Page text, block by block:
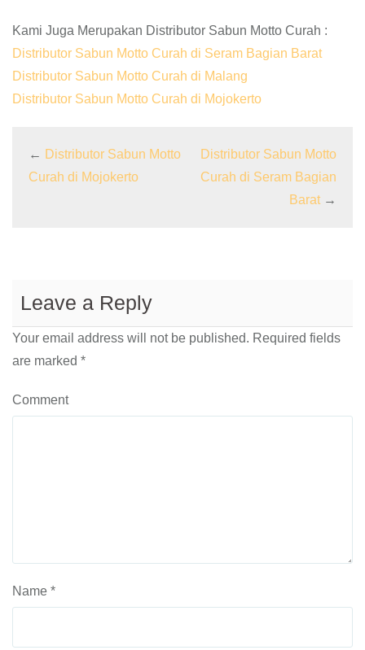
Kami Juga Merupakan Distributor Sabun Motto Curah :
Distributor Sabun Motto Curah di Seram Bagian Barat
Distributor Sabun Motto Curah di Malang
Distributor Sabun Motto Curah di Mojokerto
← Distributor Sabun Motto
Curah di Mojokerto
Distributor Sabun Motto
Curah di Seram Bagian
Barat→
Leave a Reply
Your email address will not be published. Required fields
are marked *
Comment
Name *